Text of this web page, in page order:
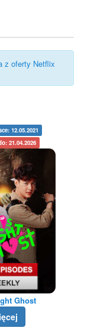
z oferty Netflix
12.05.2021
21.04.2026
Ghost